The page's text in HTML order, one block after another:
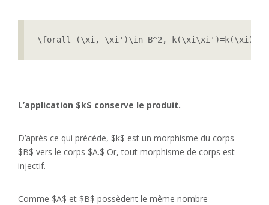
\forall (\xi, \xi')\in B^2,
L’application $k$ conserve le produit.
D’après ce qui précède, $k$ est un morphisme du corps
$B$ vers le corps $A.$ Or, tout morphisme de corps est
injectif.
Comme $A$ et $B$ possèdent le même nombre